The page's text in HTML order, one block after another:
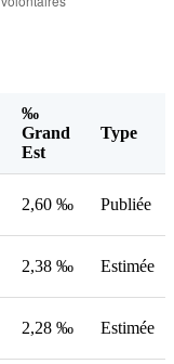
‰
Grand
Est
Type
2,60 ‰ Publiée
2,38 ‰ Estimée
2,28 ‰ Estimée